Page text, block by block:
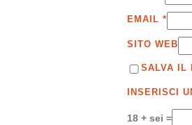
EMAIL *
SITO WEB
SALVA IL
INSERISCI
18 + sei =